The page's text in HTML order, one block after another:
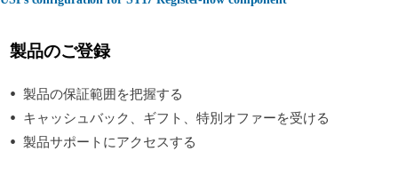
製品のご登録
製品の保証範囲を把握する
キャッシュバック、ギフト、特別オファーを受ける
製品サポートにアクセスする